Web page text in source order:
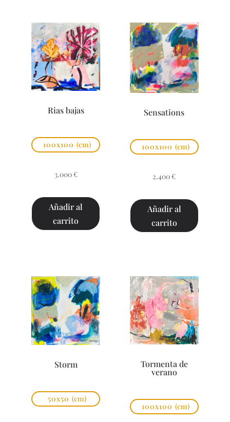
Rias bajas
100x100 (cm)
3.000 €
Añadir al
carrito
Sensations
100x100 (cm)
2.400 €
Añadir al
carrito
Storm
50x50 (cm)
Tormenta de
verano
100x100 (cm)